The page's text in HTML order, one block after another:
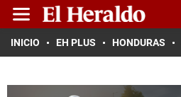
INICIO EH PLUS HONDURAS